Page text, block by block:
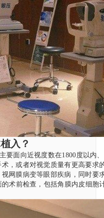
入？
要面向近视度数在1800度以内
，或者对视觉质量有更高要求
网膜病变等眼部疾病，同时要
术前检查，包括角膜内皮细胞